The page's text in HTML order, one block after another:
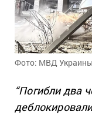
Фото: МВД Украины
“Погибли два